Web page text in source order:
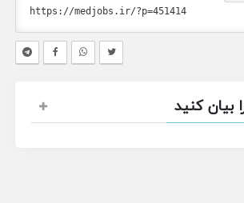
بیان کنید